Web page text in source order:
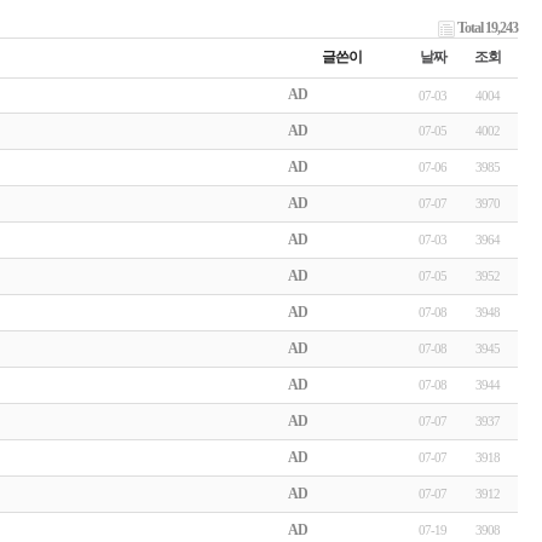
Total 19,243
글쓴이
날짜 조회
AD 07-03 4004
AD 07-05 4002
AD 07-06 3985
AD 07-07 3970
AD 07-03 3964
AD 07-05 3952
AD 07-08 3948
AD 07-08 3945
AD 07-08 3944
AD 07-07 3937
AD 07-07 3918
AD 07-07 3912
AD 07-19 3908